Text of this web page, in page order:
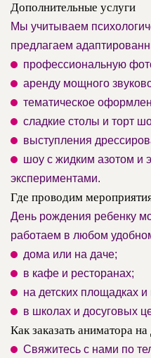
Дополнительные услуги
Мы учитываем
предлагаем
профессиональную
аренду мощного
тематическое
сладкие столы и торт
выступления
шоу с жидким азотом и
экспериментами.
Где проводим
День рождения ребенку
работаем в любом
дома или на даче;
в кафе и ресторанах;
на детских площадках и
в школах и досуговых
Как заказать аниматора
Свяжитесь с нами по